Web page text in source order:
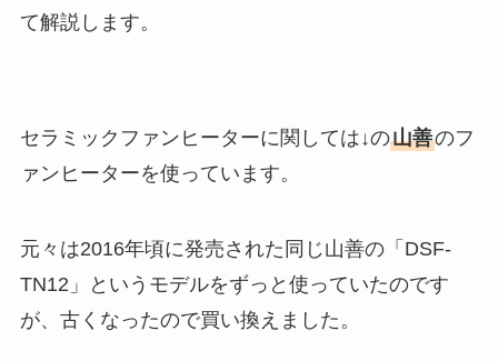
て解説します。
セラミックファンヒーターに関しては↓の山善のフ
ァンヒーターを使っています。
元々は2016年頃に発売された同じ山善の「DSF-
TN12」というモデルをずっと使っていたのです
が、古くなったので買い換えました。